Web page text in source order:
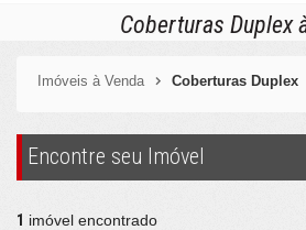
Coberturas Duplex
Imóveis à Venda Coberturas Duplex
Encontre seu Imóvel
1 imóvel encontrado